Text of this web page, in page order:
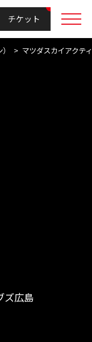
チケット
マツダスカイアクテ
ズ広島